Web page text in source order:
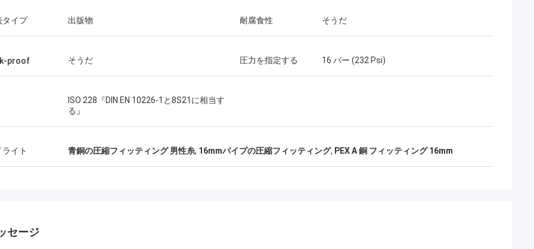
タイプ 出版物 耐腐食性 そうだ
proof そうだ 圧力を指定する 16 バー (232 Psi)
ISO 228『DIN EN 10226-1と8S21に相当す
る』
イト 青銅の圧縮フィッティング 男性糸, 16mmパイプの圧縮フィッティング, PEX A 銅 フィッティング 16mm
セージ